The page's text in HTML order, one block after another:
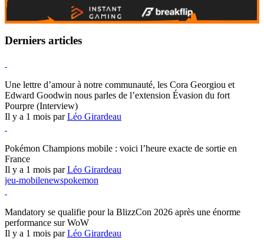
Derniers articles
Une lettre d’amour à notre communauté, les Cora Georgiou et
Edward Goodwin nous parles de l’extension Évasion du fort
Pourpre (Interview)
Il y a 1 mois parLéo Girardeau
Pokémon Champions mobile : voici l’heure exacte de sortie en
France
Il y a 1 mois parLéo Girardeau
jeu-mobilenewspokemon
Mandatory se qualifie pour la BlizzCon 2026 après une énorme
performance sur WoW
Il y a 1 mois parLéo Girardeau